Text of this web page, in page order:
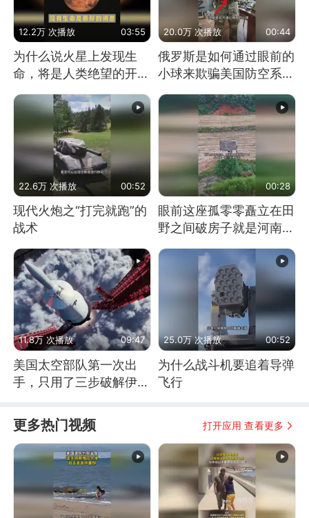
12.2万 次播放 03:55
为什么说火星上发现生
命，将是人类绝望的开
始？
20.0万 次播放 00:44
俄罗斯是如何通过眼前的
小球来欺骗美国防空系统
的
22.6万 次播放 00:52
现代火炮之“打完就跑”的
战术
00:28
眼前这座孤零零矗立在田
野之间破房子就是河南省
11.8万 次播放 09:47
美国太空部队第一次出
手，只用了三步破解伊朗
25.0万 次播放 00:52
为什么战斗机要追着导弹
飞行
更多热门视频 打开应用 查看更多